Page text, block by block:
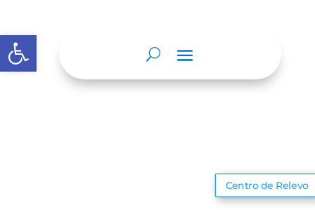
Abrir barra de herramientas
Centro de Relevo